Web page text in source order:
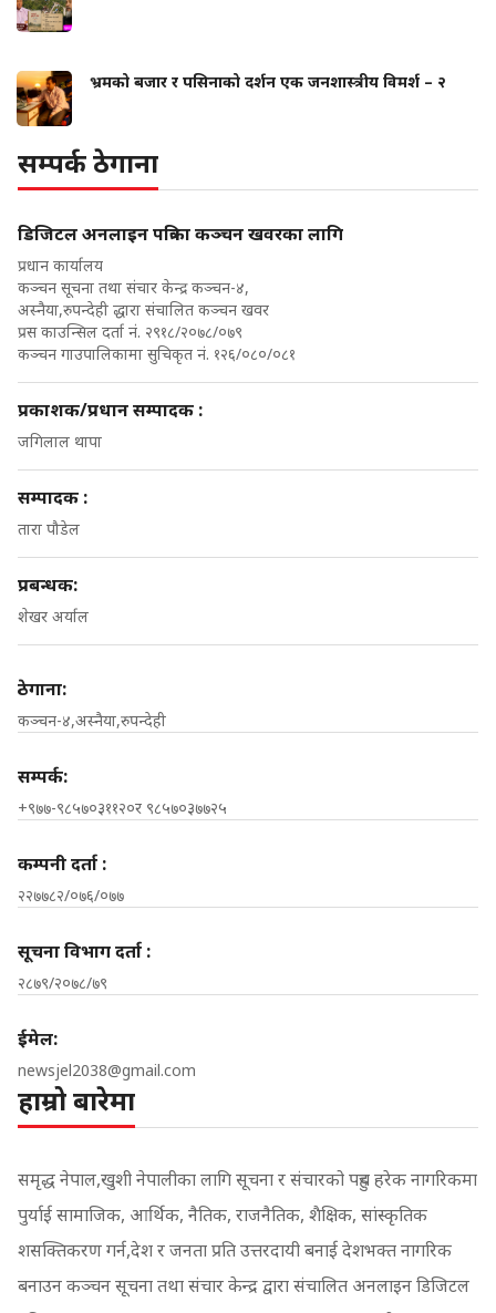
भ्रमको बजार र पसिनाको दर्शन एक जनशास्त्रीय विमर्श – २
सम्पर्क ठेगाना
डिजिटल अनलाइन पत्रिका कञ्चन खवरका लागि
प्रधान कार्यालय
कञ्चन सूचना तथा संचार केन्द्र कञ्चन-४,
अस्नैया,रुपन्देही द्धारा संचालित कञ्चन खवर
प्रस काउन्सिल दर्ता नं. २९१८/२०७८/०७९
कञ्चन गाउपालिकामा सुचिकृत नं. १२६/०८०/०८१
प्रकाशक/प्रधान सम्पादक :
जगिलाल थापा
सम्पादक :
तारा पौडेल
प्रबन्धक:
शेखर अर्याल
ठेगाना:
कञ्चन-४,अस्नैया,रुपन्देही
सम्पर्क:
+९७७-९८५७०३११२०र ९८५७०३७७२५
कम्पनी दर्ता :
२२७७८२/०७६/०७७
सूचना विभाग दर्ता :
२८७९/२०७८/७९
ईमेल:
newsjel2038@gmail.com
हाम्रो बारेमा
समृद्ध नेपाल,खुशी नेपालीका लागि सूचना र संचारको पहुच हरेक नागरिकमा
पुर्याई सामाजिक, आर्थिक, नैतिक, राजनैतिक, शैक्षिक, सांस्कृतिक
शसक्तिकरण गर्न,देश र जनता प्रति उत्तरदायी बनाई देशभक्त नागरिक
बनाउन कञ्चन सूचना तथा संचार केन्द्र द्वारा संचालित अनलाइन डिजिटल